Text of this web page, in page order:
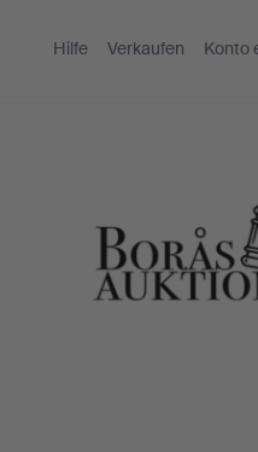
Hilfe Verkaufen Konto